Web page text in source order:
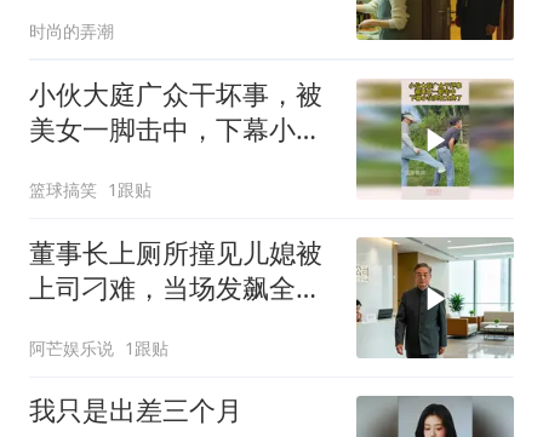
时尚的弄潮
小伙大庭广众干坏事，被
美女一脚击中，下幕小伙
篮球搞笑 1跟贴
董事长上厕所撞见儿媳被
上司刁难，当场发飙全场
阿芒娱乐说 1跟贴
我只是出差三个月